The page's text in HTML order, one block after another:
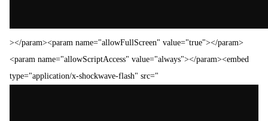
></param><param name="allowFullScreen" value="true"></param>
<param name="allowScriptAccess" value="always"></param><embed
type="application/x-shockwave-flash" src="